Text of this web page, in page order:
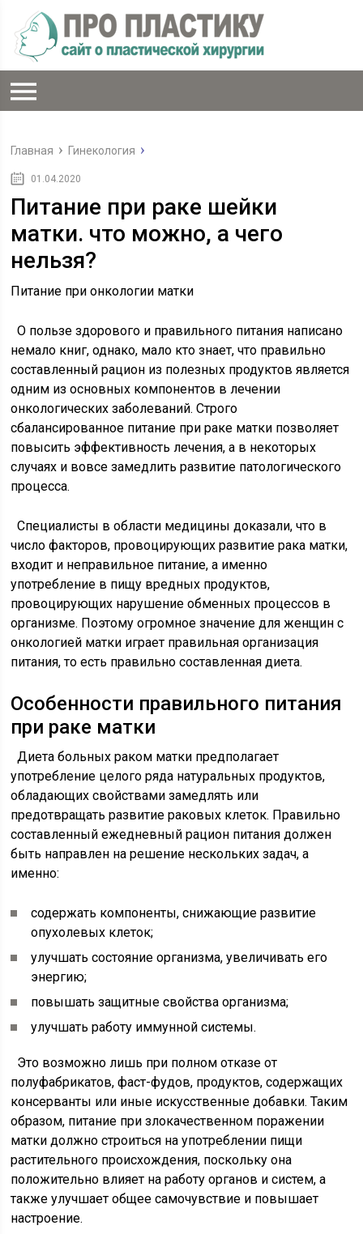
Главная Гинекология
01.04.2020
Питание при раке шейки
матки. что можно, а чего
нельзя?
Питание при онкологии матки
О пользе здорового и правильного питания написано
немало книг, однако, мало кто знает, что правильно
составленный рацион из полезных продуктов является
одним из основных компонентов в лечении
онкологических заболеваний. Строго
сбалансированное питание при раке матки позволяет
повысить эффективность лечения, а в некоторых
случаях и вовсе замедлить развитие патологического
процесса.
Специалисты в области медицины доказали, что в
число факторов, провоцирующих развитие рака матки,
входит и неправильное питание, а именно
употребление в пищу вредных продуктов,
провоцирующих нарушение обменных процессов в
организме. Поэтому огромное значение для женщин с
онкологией матки играет правильная организация
питания, то есть правильно составленная диета.
Особенности правильного питания
при раке матки
Диета больных раком матки предполагает
употребление целого ряда натуральных продуктов,
обладающих свойствами замедлять или
предотвращать развитие раковых клеток. Правильно
составленный ежедневный рацион питания должен
быть направлен на решение нескольких задач, а
именно:
содержать компоненты, снижающие развитие
опухолевых клеток;
улучшать состояние организма, увеличивать его
энергию;
повышать защитные свойства организма;
улучшать работу иммунной системы.
Это возможно лишь при полном отказе от
полуфабрикатов, фаст-фудов, продуктов, содержащих
консерванты или иные искусственные добавки. Таким
образом, питание при злокачественном поражении
матки должно строиться на употреблении пищи
растительного происхождения, поскольку она
положительно влияет на работу органов и систем, а
также улучшает общее самочувствие и повышает
настроение.